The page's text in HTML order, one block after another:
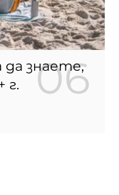
знаете,
г.